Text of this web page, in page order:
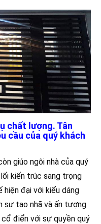
chất lượng. Tân
cầu của quý khách
giúo ngôi nhà của quý
kiến trúc sang trọng
đại với kiểu dáng
sự tao nhã và ấn tượng
điển với sự quyền quý